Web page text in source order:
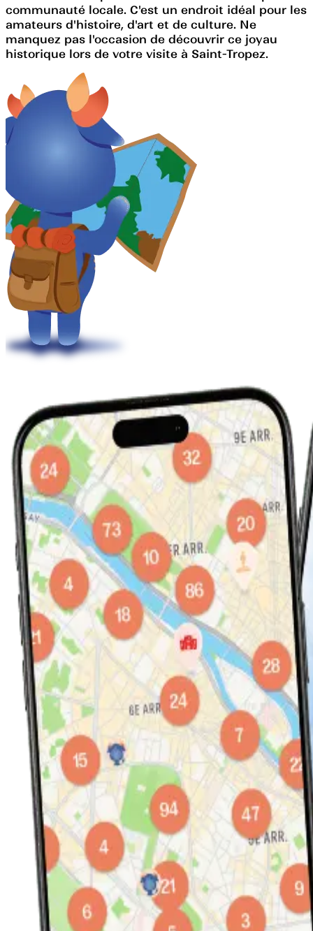
communauté locale. C'est un endroit idéal pour les
amateurs d'histoire, d'art et de culture. Ne
manquez pas l'occasion de découvrir ce joyau
historique lors de votre visite à Saint-Tropez.